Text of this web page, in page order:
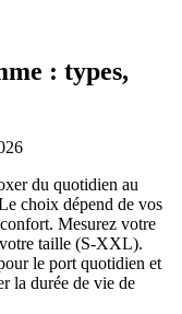
: types,
du quotidien au
choix dépend de vos
Mesurez votre
taille (S-XXL).
le port quotidien et
la durée de vie de